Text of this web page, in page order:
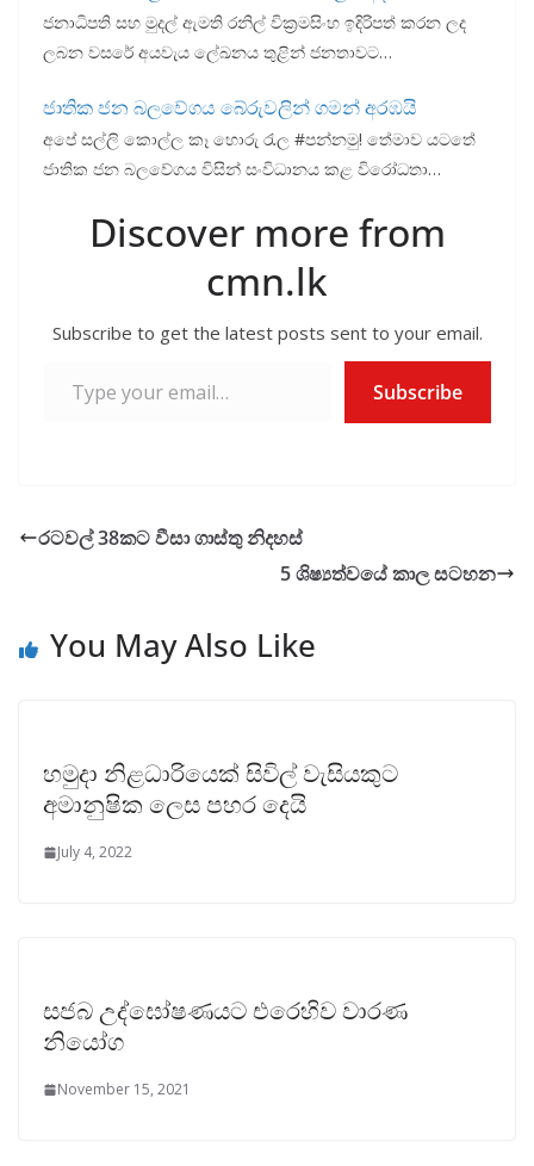
ජනාධිපති සහ මුදල් ඇමති රනිල් වික්‍රමසිංහ ඉදිරිපත් කරන ලද
ලබන වසරේ අයවැය ලේඛනය තුළින් ජනතාවට…
ජාතික ජන බලවේගය බේරුවලින් ගමන් අරඹයි
අපේ සල්ලි කොල්ල කෑ හොරු රැල #පන්නමු! තේමාව යටතේ
ජාතික ජන බලවේගය විසින් සංවිධානය කළ විරෝධතා…
Discover more from
cmn.lk
Subscribe to get the latest posts sent to your email.
Subscribe
රටවල් 38කට වීසා ගාස්තු නිදහස්
5 ශිෂ්‍යත්වයේ කාල සටහන
You May Also Like
හමුදා නිළධාරියෙක් සිවිල් වැසියකුට
අමානුෂික ලෙස පහර දෙයි
July 4, 2022
සජබ උද්ඝෝෂණයට එරෙහිව වාරණ
නියෝග
November 15, 2021